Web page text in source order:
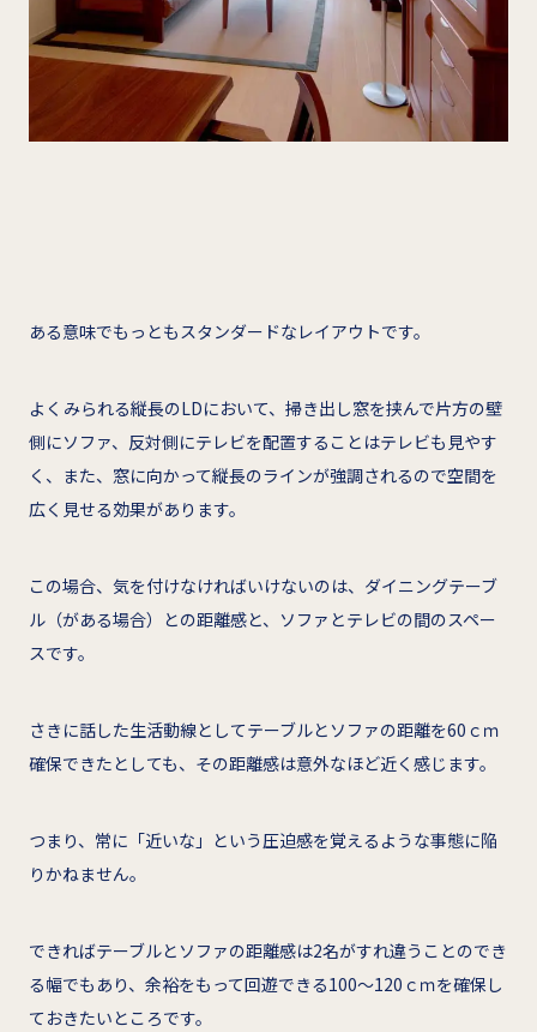
ある意味でもっともスタンダードなレイアウトです。
よくみられる縦長のLDにおいて、掃き出し窓を挟んで片方の壁
側にソファ、反対側にテレビを配置することはテレビも見やす
く、また、窓に向かって縦長のラインが強調されるので空間を
広く見せる効果があります。
この場合、気を付けなければいけないのは、ダイニングテーブ
ル（がある場合）との距離感と、ソファとテレビの間のスペー
スです。
さきに話した生活動線としてテーブルとソファの距離を60ｃｍ
確保できたとしても、その距離感は意外なほど近く感じます。
つまり、常に「近いな」という圧迫感を覚えるような事態に陥
りかねません。
できればテーブルとソファの距離感は2名がすれ違うことのでき
る幅でもあり、余裕をもって回遊できる100～120ｃｍを確保し
ておきたいところです。